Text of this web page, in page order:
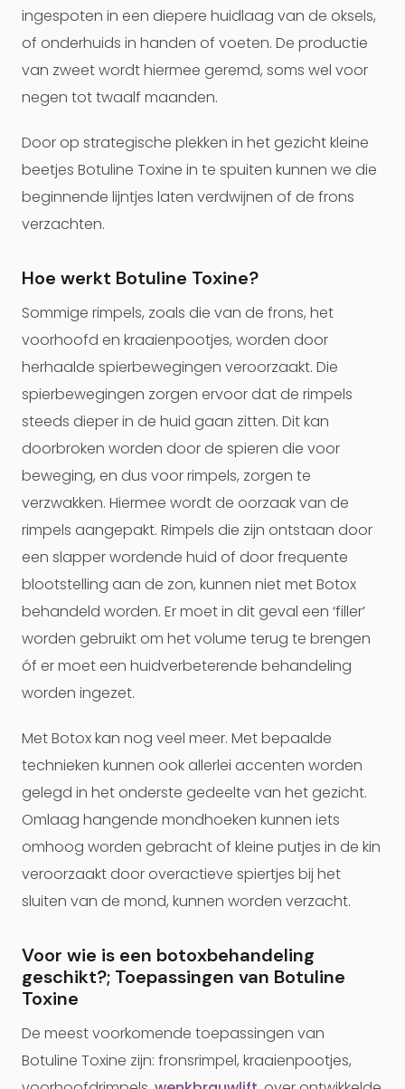
ingespoten in een diepere huidlaag van de oksels,
of onderhuids in handen of voeten. De productie
van zweet wordt hiermee geremd, soms wel voor
negen tot twaalf maanden.
Door op strategische plekken in het gezicht kleine
beetjes Botuline Toxine in te spuiten kunnen we die
beginnende lijntjes laten verdwijnen of de frons
verzachten.
Hoe werkt Botuline Toxine?
Sommige rimpels, zoals die van de frons, het
voorhoofd en kraaienpootjes, worden door
herhaalde spierbewegingen veroorzaakt. Die
spierbewegingen zorgen ervoor dat de rimpels
steeds dieper in de huid gaan zitten. Dit kan
doorbroken worden door de spieren die voor
beweging, en dus voor rimpels, zorgen te
verzwakken. Hiermee wordt de oorzaak van de
rimpels aangepakt. Rimpels die zijn ontstaan door
een slapper wordende huid of door frequente
blootstelling aan de zon, kunnen niet met Botox
behandeld worden. Er moet in dit geval een ‘filler’
worden gebruikt om het volume terug te brengen
óf er moet een huidverbeterende behandeling
worden ingezet.
Met Botox kan nog veel meer. Met bepaalde
technieken kunnen ook allerlei accenten worden
gelegd in het onderste gedeelte van het gezicht.
Omlaag hangende mondhoeken kunnen iets
omhoog worden gebracht of kleine putjes in de kin
veroorzaakt door overactieve spiertjes bij het
sluiten van de mond, kunnen worden verzacht.
Voor wie is een botoxbehandeling
geschikt?; Toepassingen van Botuline
Toxine
De meest voorkomende toepassingen van
Botuline Toxine zijn: fronsrimpel, kraaienpootjes,